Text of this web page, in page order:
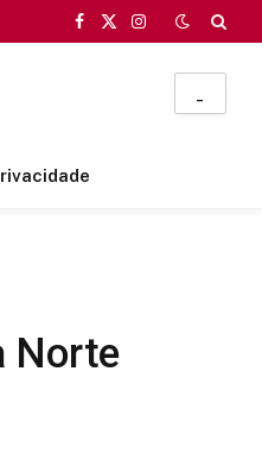
Facebook
X
Instagram
Norte